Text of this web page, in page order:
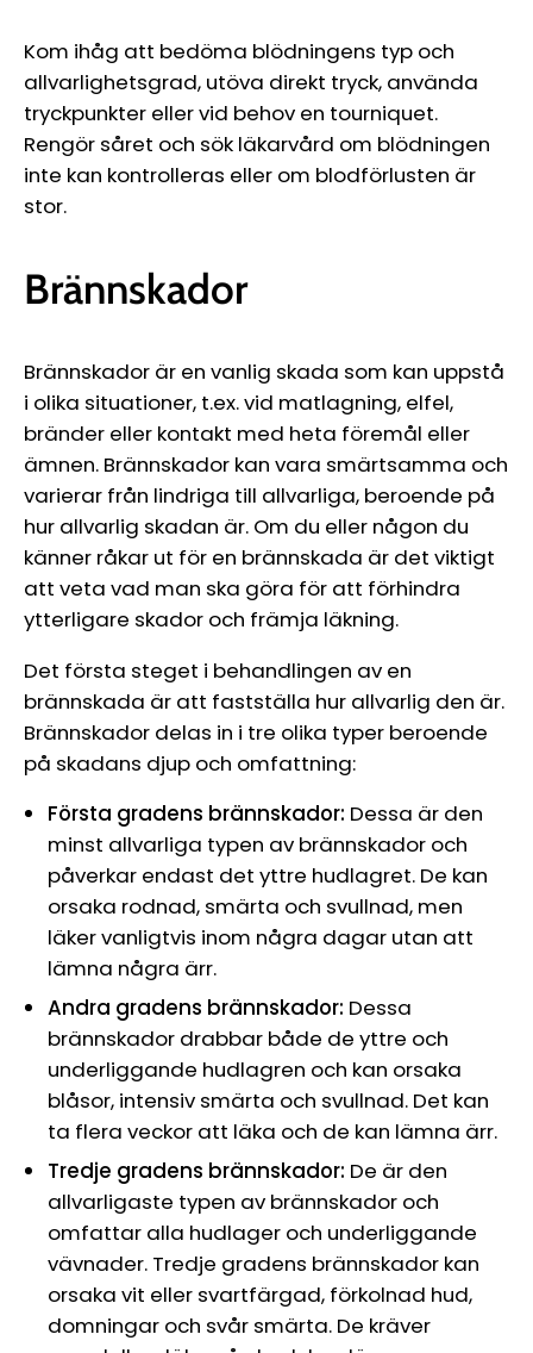
Kom ihåg att bedöma blödningens typ och
allvarlighetsgrad, utöva direkt tryck, använda
tryckpunkter eller vid behov en tourniquet.
Rengör såret och sök läkarvård om blödningen
inte kan kontrolleras eller om blodförlusten är
stor.
Brännskador
Brännskador är en vanlig skada som kan uppstå
i olika situationer, t.ex. vid matlagning, elfel,
bränder eller kontakt med heta föremål eller
ämnen. Brännskador kan vara smärtsamma och
varierar från lindriga till allvarliga, beroende på
hur allvarlig skadan är. Om du eller någon du
känner råkar ut för en brännskada är det viktigt
att veta vad man ska göra för att förhindra
ytterligare skador och främja läkning.
Det första steget i behandlingen av en
brännskada är att fastställa hur allvarlig den är.
Brännskador delas in i tre olika typer beroende
på skadans djup och omfattning:
Första gradens brännskador: Dessa är den
minst allvarliga typen av brännskador och
påverkar endast det yttre hudlagret. De kan
orsaka rodnad, smärta och svullnad, men
läker vanligtvis inom några dagar utan att
lämna några ärr.
Andra gradens brännskador: Dessa
brännskador drabbar både de yttre och
underliggande hudlagren och kan orsaka
blåsor, intensiv smärta och svullnad. Det kan
ta flera veckor att läka och de kan lämna ärr.
Tredje gradens brännskador: De är den
allvarligaste typen av brännskador och
omfattar alla hudlager och underliggande
vävnader. Tredje gradens brännskador kan
orsaka vit eller svartfärgad, förkolnad hud,
domningar och svår smärta. De kräver